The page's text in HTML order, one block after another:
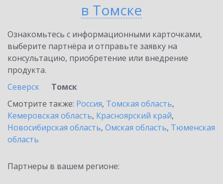
в Томске
Ознакомьтесь с информационными карточками,
выберите партнёра и отправьте заявку на
консультацию, приобретение или внедрение
продукта.
Северск
Томск
Смотрите также: Россия, Томская область,
Кемеровская область, Красноярский край,
Новосибирская область, Омская область, Тюменская
область
Партнеры в вашем регионе: